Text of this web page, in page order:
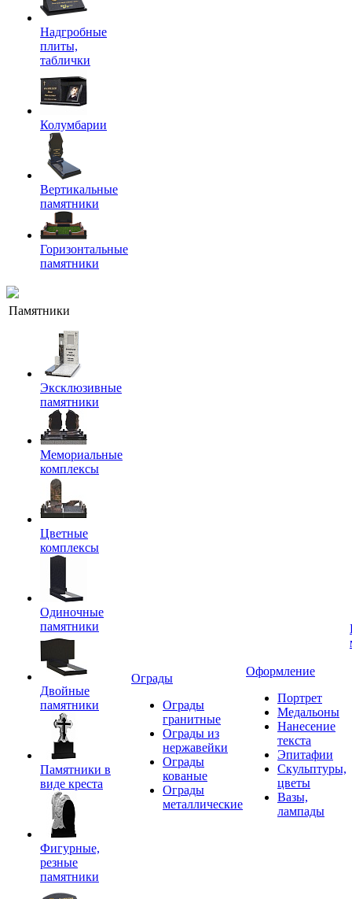
Надгробные
плиты,
таблички
Колумбарии
Вертикальные
памятники
Горизонтальные
памятники
Памятники
Эксклюзивные
памятники
Мемориальные
комплексы
Цветные
комплексы
Одиночные
памятники
Двойные
памятники
Памятники в
виде креста
Фигурные,
резные
памятники
Ограды
Ограды
гранитные
Ограды из
нержавейки
Ограды
кованые
Ограды
металлические
Оформление
Портрет
Медальоны
Нанесение
текста
Эпитафии
Скульптуры,
цветы
Вазы,
лампады